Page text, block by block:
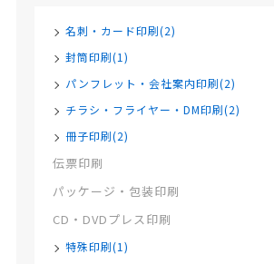
名刺・カード印刷(2)
封筒印刷(1)
パンフレット・会社案内印刷(2)
チラシ・フライヤー・DM印刷(2)
冊子印刷(2)
伝票印刷
パッケージ・包装印刷
CD・DVDプレス印刷
特殊印刷(1)